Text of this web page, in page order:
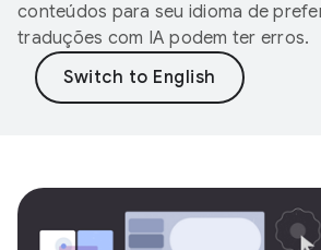
conteúdos para seu idioma de
traduções com IA podem ter erros.